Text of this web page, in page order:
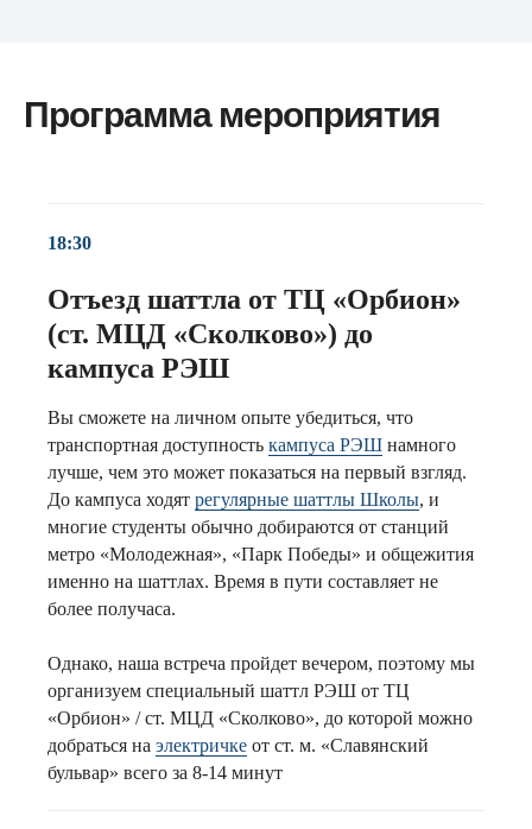
Программа мероприятия
18:30
Отъезд шаттла от ТЦ «Орбион»
(ст. МЦД «Сколково») до
кампуса РЭШ
Вы сможете на личном опыте убедиться, что
транспортная доступность кампуса РЭШ намного
лучше, чем это может показаться на первый взгляд.
До кампуса ходят регулярные шаттлы Школы, и
многие студенты обычно добираются от станций
метро «Молодежная», «Парк Победы» и общежития
именно на шаттлах. Время в пути составляет не
более получаса.
Однако, наша встреча пройдет вечером, поэтому мы
организуем специальный шаттл РЭШ от ТЦ
«Орбион» / ст. МЦД «Сколково», до которой можно
добраться на электричке от ст. м. «Славянский
бульвар» всего за 8-14 минут